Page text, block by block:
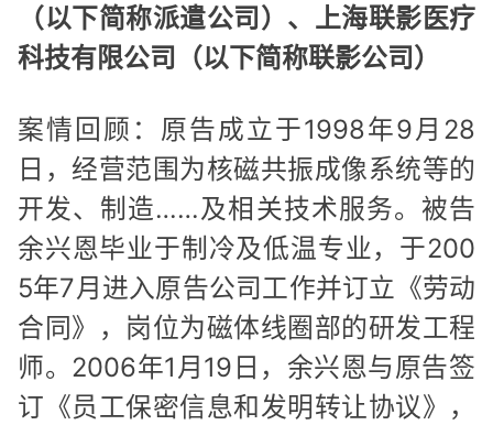
（以下简称派遣公司）、上海联影医疗
科技有限公司（以下简称联影公司）
案情回顾：原告成立于1998年9月28
日，经营范围为核磁共振成像系统等的
开发、制造……及相关技术服务。被告
余兴恩毕业于制冷及低温专业，于200
5年7月进入原告公司工作并订立《劳动
合同》，岗位为磁体线圈部的研发工程
师。2006年1月19日，余兴恩与原告签
订《员工保密信息和发明转让协议》，